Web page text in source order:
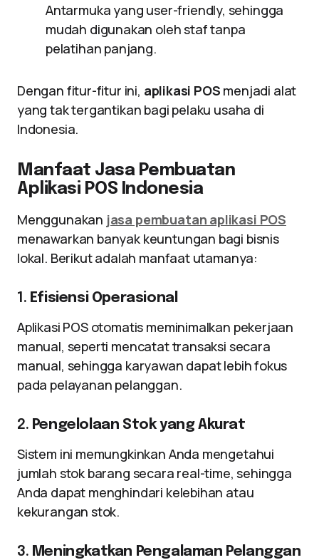
Antarmuka yang user-friendly, sehingga
mudah digunakan oleh staf tanpa
pelatihan panjang.
Dengan fitur-fitur ini, aplikasi POS menjadi alat
yang tak tergantikan bagi pelaku usaha di
Indonesia.
Manfaat Jasa Pembuatan
Aplikasi POS Indonesia
Menggunakan jasa pembuatan aplikasi POS
menawarkan banyak keuntungan bagi bisnis
lokal. Berikut adalah manfaat utamanya:
1. Efisiensi Operasional
Aplikasi POS otomatis meminimalkan pekerjaan
manual, seperti mencatat transaksi secara
manual, sehingga karyawan dapat lebih fokus
pada pelayanan pelanggan.
2. Pengelolaan Stok yang Akurat
Sistem ini memungkinkan Anda mengetahui
jumlah stok barang secara real-time, sehingga
Anda dapat menghindari kelebihan atau
kekurangan stok.
3. Meningkatkan Pengalaman Pelanggan